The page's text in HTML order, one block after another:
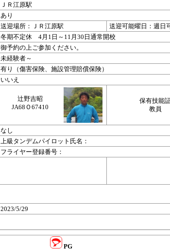
ＪＲ江原駅
あり
送迎場所：ＪＲ江原駅
送迎可能曜日：週日
冬期不定休 4月1日～11月30日通常開校
御予約の上ご参加ください。
未経験者～
有り（傷害保険、施設管理賠償保険）
いいえ
辻野吉昭
JA68Ｏ67410
保有技能
教員
なし
上級タンデムパイロット氏名：
フライヤー登録番号：
2023/5/29
PG